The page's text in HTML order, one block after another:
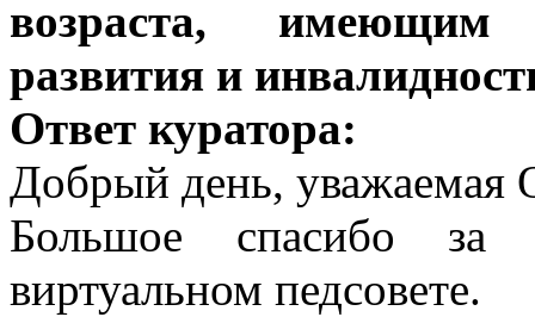
возраста, имеющим
развития и
Ответ куратора:
Добрый день, уважаемая
Большое спасибо за
виртуальном педсовете.